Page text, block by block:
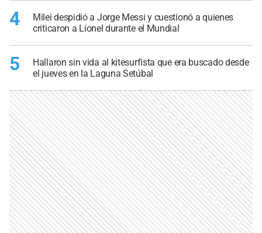
4
Milei despidió a Jorge Messi y cuestionó a quienes
criticaron a Lionel durante el Mundial
5
Hallaron sin vida al kitesurfista que era buscado desde
el jueves en la Laguna Setúbal